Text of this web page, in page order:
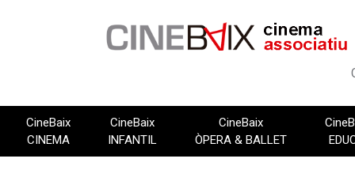
CineBaix
CINEMA
CineBaix
INFANTIL
CineBaix
ÒPERA & BALLET